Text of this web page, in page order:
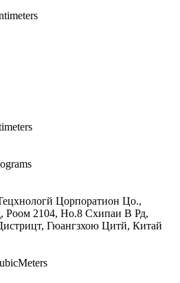
Цорпоратион Цо.,
Роом 2104, Но.8 Схипаи В Рд,
Гюангзхою Цитй, Китай